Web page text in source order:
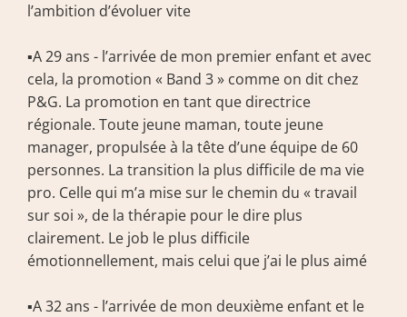
l’ambition d’évoluer vite
▪️A 29 ans - l’arrivée de mon premier enfant et avec
cela, la promotion « Band 3 » comme on dit chez
P&G. La promotion en tant que directrice
régionale. Toute jeune maman, toute jeune
manager, propulsée à la tête d’une équipe de 60
personnes. La transition la plus difficile de ma vie
pro. Celle qui m’a mise sur le chemin du « travail
sur soi », de la thérapie pour le dire plus
clairement. Le job le plus difficile
émotionnellement, mais celui que j’ai le plus aimé
▪️A 32 ans - l’arrivée de mon deuxième enfant et le